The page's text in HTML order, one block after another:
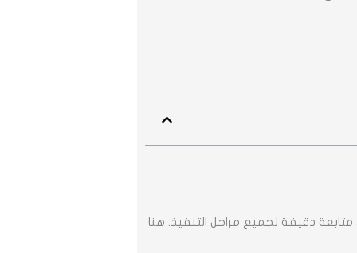
دقيقة لجميع مراحل التنفيذ. هنا